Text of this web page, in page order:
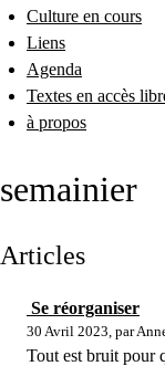
Culture en cours
Liens
Agenda
Textes en accès
à propos
semainier
Articles
Se réorganiser
30 Avril 2023, par
Tout est bruit pour